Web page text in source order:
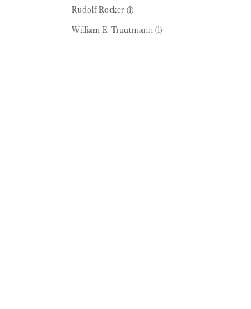
Rudolf Rocker (1)
William E. Trautmann (1)